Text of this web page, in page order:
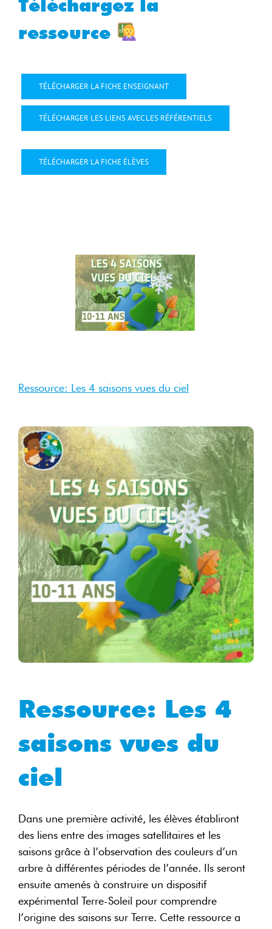
Téléchargez la
ressource
TÉLÉCHARGER LA FICHE ENSEIGNANT
TÉLÉCHARGER LES LIENS AVEC LES RÉFÉRENTIELS
TÉLÉCHARGER LA FICHE ÉLÈVES
Ressource: Les 4 saisons vues du ciel
Ressource: Les 4
saisons vues du
ciel
Dans une première activité, les élèves établiront
des liens entre des images satellitaires et les
saisons grâce à l’observation des couleurs d’un
arbre à différentes périodes de l’année. Ils seront
ensuite amenés à construire un dispositif
expérimental Terre-Soleil pour comprendre
l’origine des saisons sur Terre. Cette ressource a